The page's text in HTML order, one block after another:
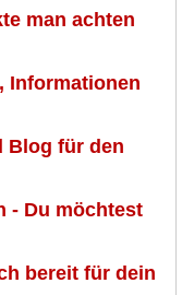
man achten
Informationen
Blog für den
- Du möchtest
bereit für dein